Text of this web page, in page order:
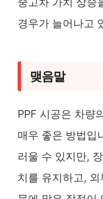
경우가 늘어나고
맺음말
PPF 시공은 차량
매우 좋은 방법입
러울 수 있지만,
치를 유지하고,